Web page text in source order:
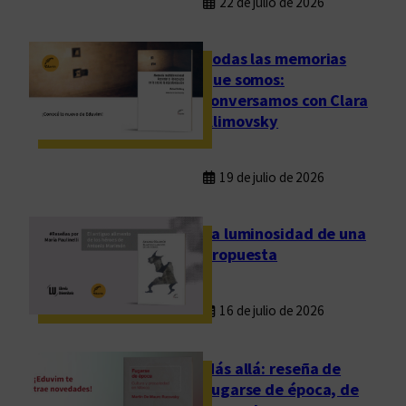
Todas las memorias
que somos:
conversamos con Clara
Klimovsky
19 de julio de 2026
La luminosidad de una
propuesta
16 de julio de 2026
Más allá: reseña de
Fugarse de época, de